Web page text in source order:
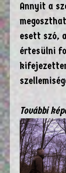
Annyit a
esett szó,
értesülni
További